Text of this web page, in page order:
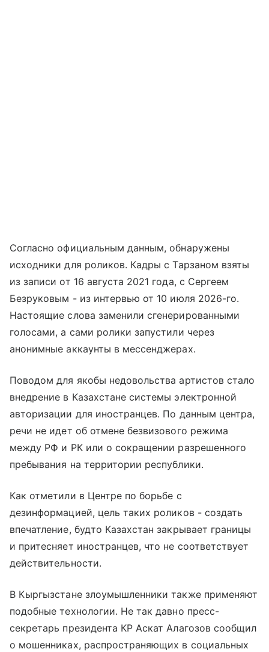
Согласно официальным данным, обнаружены
исходники для роликов. Кадры с Тарзаном взяты
из записи от 16 августа 2021 года, с Сергеем
Безруковым - из интервью от 10 июля 2026-го.
Настоящие слова заменили сгенерированными
голосами, а сами ролики запустили через
анонимные аккаунты в мессенджерах.
Поводом для якобы недовольства артистов стало
внедрение в Казахстане системы электронной
авторизации для иностранцев. По данным центра,
речи не идет об отмене безвизового режима
между РФ и РК или о сокращении разрешенного
пребывания на территории республики.
Как отметили в Центре по борьбе с
дезинформацией, цель таких роликов - создать
впечатление, будто Казахстан закрывает границы
и притесняет иностранцев, что не соответствует
действительности.
В Кыргызстане злоумышленники также применяют
подобные технологии. Не так давно пресс-
секретарь президента КР Аскат Алагозов сообщил
о мошенниках, распространяющих в социальных